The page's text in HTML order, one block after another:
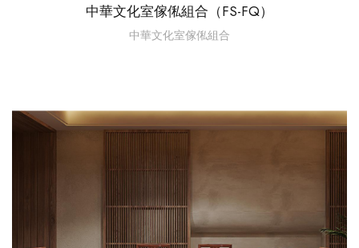
中華文化室傢俬組合（FS-FQ）
中華文化室傢俬組合